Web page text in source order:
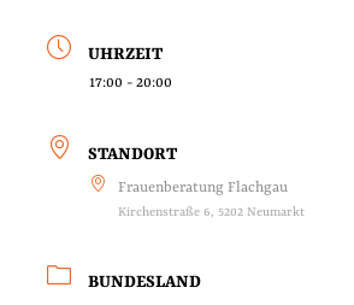
UHRZEIT
17:00 - 20:00
STANDORT
Frauenberatung Flachgau
Kirchenstraße 6, 5202 Neumarkt
BUNDESLAND